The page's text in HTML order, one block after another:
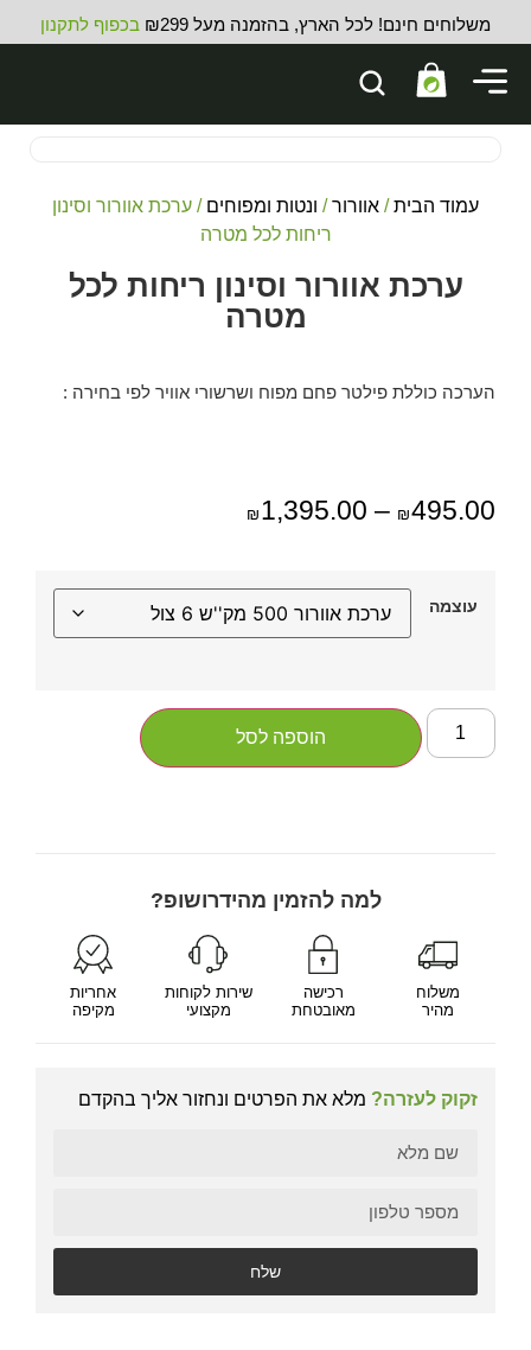
משלוחים חינם! לכל הארץ, בהזמנה מעל ₪299 בכפוף לתקנון
עמוד הבית/ אוורור/ ונטות ומפוחים / ערכת אוורור וסינון
ריחות לכל מטרה
ערכת אוורור וסינון ריחות לכל
מטרה
הערכה כוללת פילטר פחם מפוח ושרשורי אוויר לפי בחירה :
₪495.00
–
₪ 1,395.00
עוצמה
הוספה לסל
למה להזמין מהידרושופ?
משלוח
מהיר
רכישה
מאובטחת
שירות לקוחות
מקצועי
אחריות
מקיפה
זקוק לעזרה? מלא את הפרטים ונחזור אליך בהקדם
שלח